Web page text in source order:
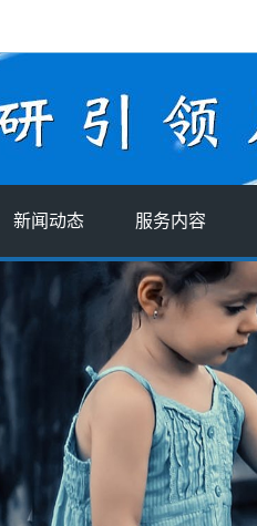
新闻动态
宜童星闻
服务内容
评估项目
服务项目